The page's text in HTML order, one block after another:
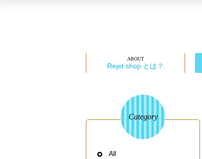
Rejet shop とは？
Category
All